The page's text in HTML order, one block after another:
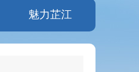
魅力芷江